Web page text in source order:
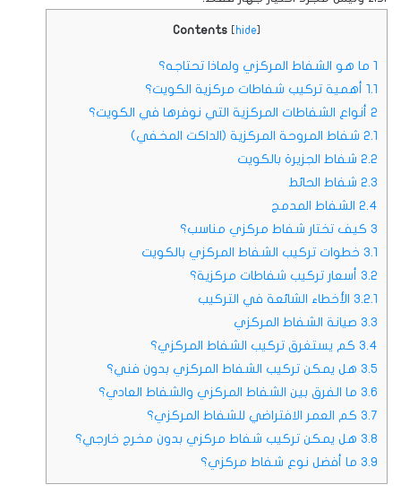
Contents [ hide]
1 ما هو الشفاط المركزي ولماذا تحتاجه؟
1.1 أهمية تركيب شفاطات مركزية الكويت؟
2 أنواع الشفاطات المركزية التي نوفرها في الكويت؟
2.1 شفاط المروحة المركزية (الداكت المخفي)
2.2 شفاط الجزيرة بالكويت
2.3 شفاط الحائط
2.4 الشفاط المدمج
3 كيف تختار شفاط مركزي مناسب؟
3.1 خطوات تركيب الشفاط المركزي بالكويت
3.2 أسعار تركيب شفاطات مركزية؟
3.2.1 الأخطاء الشائعة في التركيب
3.3 صيانة الشفاط المركزي
3.4 كم يستغرق تركيب الشفاط المركزي؟
3.5 هل يمكن تركيب الشفاط المركزي بدون فني؟
3.6 ما الفرق بين الشفاط المركزي والشفاط العادي؟
3.7 كم العمر الافتراضي للشفاط المركزي؟
3.8 هل يمكن تركيب شفاط مركزي بدون مخرج خارجي؟
3.9 ما أفضل نوع شفاط مركزي؟